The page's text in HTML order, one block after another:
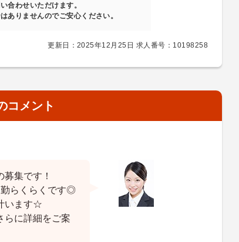
合わせいただけます。
ありませんのでご安心ください。
更新日：2025年12月25日 求人番号：10198258
コメント
集です！
勤らくらくです◎
います☆
らに詳細をご案